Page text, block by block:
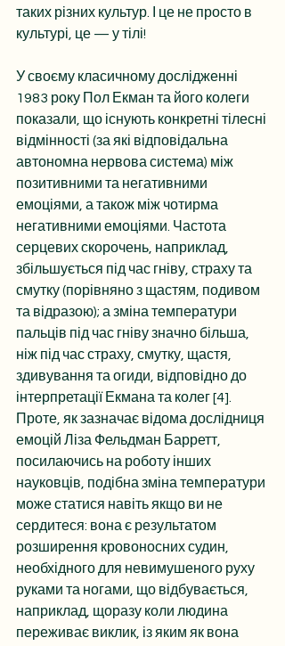
таких різних культур. І це не просто в
культурі, це — у тілі!
У своєму класичному дослідженні
1983 року Пол Екман та його колеги
показали, що існують конкретні тілесні
відмінності (за які відповідальна
автономна нервова система) між
позитивними та негативними
емоціями, а також між чотирма
негативними емоціями. Частота
серцевих скорочень, наприклад,
збільшується під час гніву, страху та
смутку (порівняно з щастям, подивом
та відразою); а зміна температури
пальців під час гніву значно більша,
ніж під час страху, смутку, щастя,
здивування та огиди, відповідно до
інтерпретації Екмана та колег [4].
Проте, як зазначає відома дослідниця
емоцій Ліза Фельдман Барретт,
посилаючись на роботу інших
науковців, подібна зміна температури
може статися навіть якщо ви не
сердитеся: вона є результатом
розширення кровоносних судин,
необхідного для невимушеного руху
руками та ногами, що відбувається,
наприклад, щоразу коли людина
переживає виклик, із яким як вона